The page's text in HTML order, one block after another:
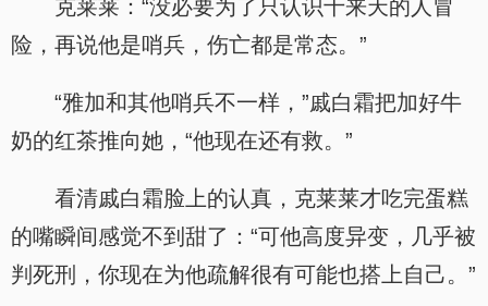
克莱莱：“没必要为了只认识十来天的人冒
险，再说他是哨兵，伤亡都是常态。”
“雅加和其他哨兵不一样，”戚白霜把加好牛
奶的红茶推向她，“他现在还有救。”
看清戚白霜脸上的认真，克莱莱才吃完蛋糕
的嘴瞬间感觉不到甜了：“可他高度异变，几乎被
判死刑，你现在为他疏解很有可能也搭上自己。”